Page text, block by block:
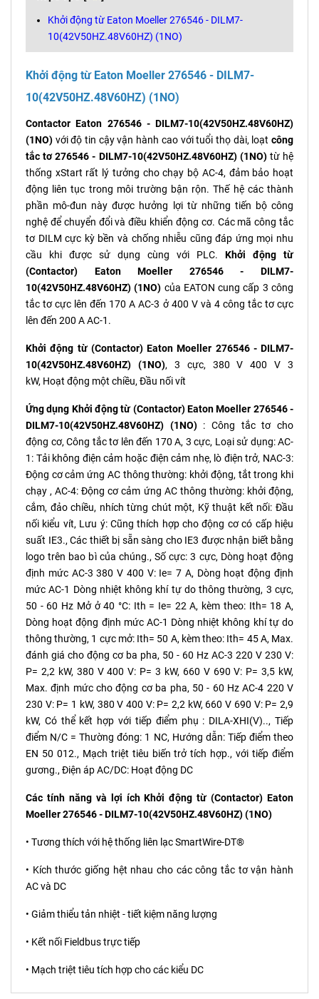
Khởi động từ Eaton Moeller 276546 - DILM7-
10(42V50HZ.48V60HZ) (1NO)
Khởi động từ Eaton Moeller 276546 - DILM7-
10(42V50HZ.48V60HZ) (1NO)
Contactor Eaton 276546 - DILM7-10(42V50HZ.48V60HZ)
(1NO) với độ tin cậy vận hành cao với tuổi thọ dài, loạtcông
tắc tơ 276546 - DILM7-10(42V50HZ.48V60HZ) (1NO)từ hệ
thống xStart rất lý tưởng cho chạy bộ AC-4, đảm bảo hoạt
động liên tục trong môi trường bận rộn. Thế hệ các thành
phần mô-đun này được hưởng lợi từ những tiến bộ công
nghệ để chuyển đổi và điều khiển động cơ. Các mã công tắc
tơ DILM cực kỳ bền và chống nhiễu cũng đáp ứng mọi nhu
cầu khi được sử dụng cùng với PLC. Khởi động từ
(Contactor) Eaton Moeller 276546 - DILM7-
10(42V50HZ.48V60HZ) (1NO) của EATON cung cấp 3 công
tắc tơ cực lên đến 170 A AC-3 ở 400 V và 4 công tắc tơ cực
lên đến 200 A AC-1.
Khởi động từ (Contactor) Eaton Moeller 276546 - DILM7-
10(42V50HZ.48V60HZ) (1NO), 3 cực, 380 V 400 V 3
kW, Hoạt động một chiều, Đầu nối vít
Ứng dụng Khởi động từ (Contactor) Eaton Moeller 276546 -
DILM7-10(42V50HZ.48V60HZ) (1NO): Công tắc tơ cho
động cơ, Công tắc tơ lên ​​đến 170 A, 3 cực, Loại sử dụng: AC-
1: Tải không điện cảm hoặc điện cảm nhẹ, lò điện trở, NAC-3:
Động cơ cảm ứng AC thông thường: khởi động, tắt trong khi
chạy , AC-4: Động cơ cảm ứng AC thông thường: khởi động,
cắm, đảo chiều, nhích từng chút một, Kỹ thuật kết nối: Đầu
nối kiểu vít, Lưu ý: Cũng thích hợp cho động cơ có cấp hiệu
suất IE3., Các thiết bị sẵn sàng cho IE3 được nhận biết bằng
logo trên bao bì của chúng., Số cực: 3 cực, Dòng hoạt động
định mức AC-3 380 V 400 V: Ie= 7 A, Dòng hoạt động định
mức AC-1 Dòng nhiệt không khí tự do thông thường, 3 cực,
50 - 60 Hz Mở ở 40 °C: Ith = Ie= 22 A, kèm theo: Ith= 18 A,
Dòng hoạt động định mức AC-1 Dòng nhiệt không khí tự do
thông thường, 1 cực mở: Ith= 50 A, kèm theo: Ith= 45 A, Max.
đánh giá cho động cơ ba pha, 50 - 60 Hz AC-3 220 V 230 V:
P= 2,2 kW, 380 V 400 V: P= 3 kW, 660 V 690 V: P= 3,5 kW,
Max. định mức cho động cơ ba pha, 50 - 60 Hz AC-4 220 V
230 V: P= 1 kW, 380 V 400 V: P= 2,2 kW, 660 V 690 V: P= 2,9
kW, Có thể kết hợp với tiếp điểm phụ : DILA-XHI(V).., Tiếp
điểm N/C = Thường đóng: 1 NC, Hướng dẫn: Tiếp điểm theo
EN 50 012., Mạch triệt tiêu biến trở tích hợp., với tiếp điểm
gương., Điện áp AC/DC: Hoạt động DC
Các tính năng và lợi ích Khởi động từ (Contactor) Eaton
Moeller 276546 - DILM7-10(42V50HZ.48V60HZ) (1NO)
• Tương thích với hệ thống liên lạc SmartWire-DT®
• Kích thước giống hệt nhau cho các công tắc tơ vận hành
AC và DC
• Giảm thiểu tản nhiệt - tiết kiệm năng lượng
• Kết nối Fieldbus trực tiếp
• Mạch triệt tiêu tích hợp cho các kiểu DC